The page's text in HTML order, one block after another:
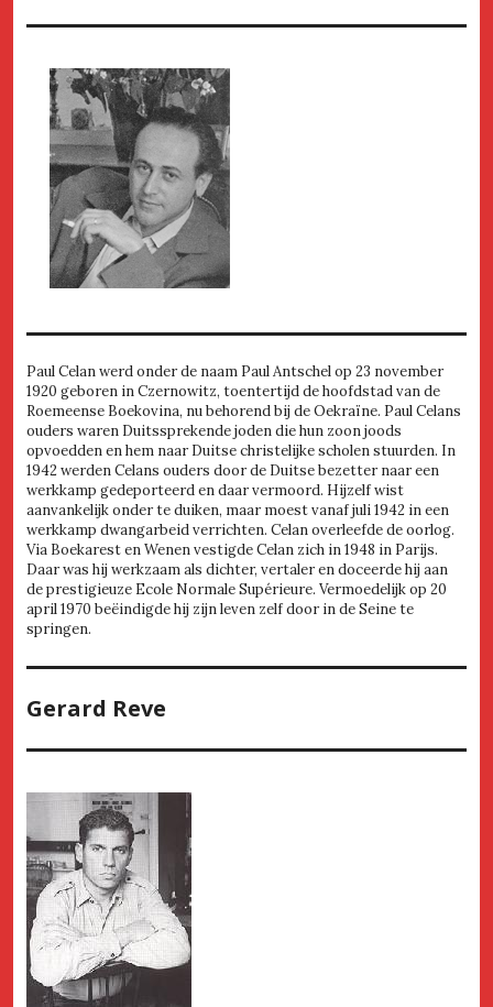
Paul Celan werd onder de naam Paul Antschel op 23 november
1920 geboren in Czernowitz, toentertijd de hoofdstad van de
Roemeense Boekovina, nu behorend bij de Oekraïne. Paul Celans
ouders waren Duitssprekende joden die hun zoon joods
opvoedden en hem naar Duitse christelijke scholen stuurden. In
1942 werden Celans ouders door de Duitse bezetter naar een
werkkamp gedeporteerd en daar vermoord. Hijzelf wist
aanvankelijk onder te duiken, maar moest vanaf juli 1942 in een
werkkamp dwangarbeid verrichten. Celan overleefde de oorlog.
Via Boekarest en Wenen vestigde Celan zich in 1948 in Parijs.
Daar was hij werkzaam als dichter, vertaler en doceerde hij aan
de prestigieuze Ecole Normale Supérieure. Vermoedelijk op 20
april 1970 beëindigde hij zijn leven zelf door in de Seine te
springen.
Gerard Reve